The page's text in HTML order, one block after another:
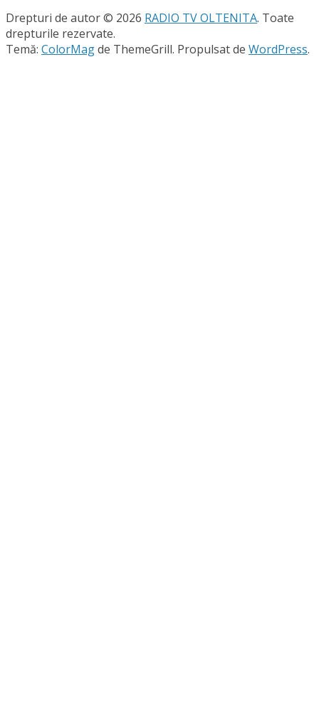
Drepturi de autor © 2026 RADIO TV OLTENITA. Toate
drepturile rezervate.
Temă: ColorMagde ThemeGrill. Propulsat de WordPress.